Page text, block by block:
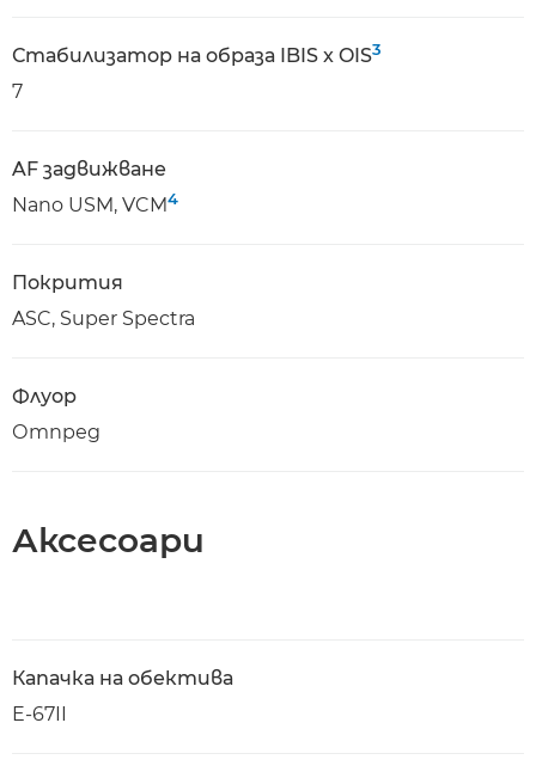
Стабилизатор на образа IBIS x OIS3
7
AF задвижване
Nano USM, VCM4
Покрития
ASC, Super Spectra
Флуор
Отпред
Аксесоари
Капачка на обектива
E-67II